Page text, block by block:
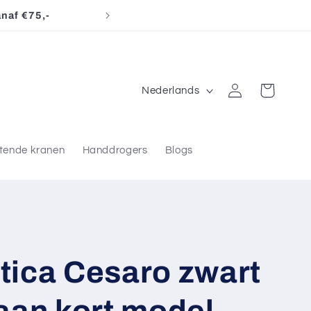
kranen Handdrogers Blogs
T
l
Nederlands InloggenWinkelwagen
Cesaro zwart